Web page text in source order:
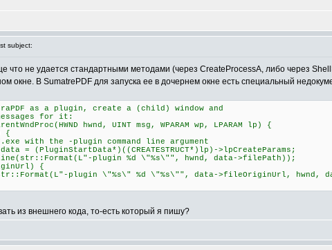
subject:
что не удается стандартными методами (через CreateProcessA, либо через
окне. В SumatrePDF для запуска ее в дочернем окне есть специальный
as a plugin, create a (child) window and
for it:
hwnd, UINT msg, WPARAM wp, LPARAM lp) {
{
with the -plugin command line argument
>lpCreateParams;
plugin %d \"%s\"", hwnd, data->filePath));
{
plugin \"%s\" %d \"%s\"", data->fileOriginUrl, hwnd,
из внешнего кода, то-есть который я пишу?